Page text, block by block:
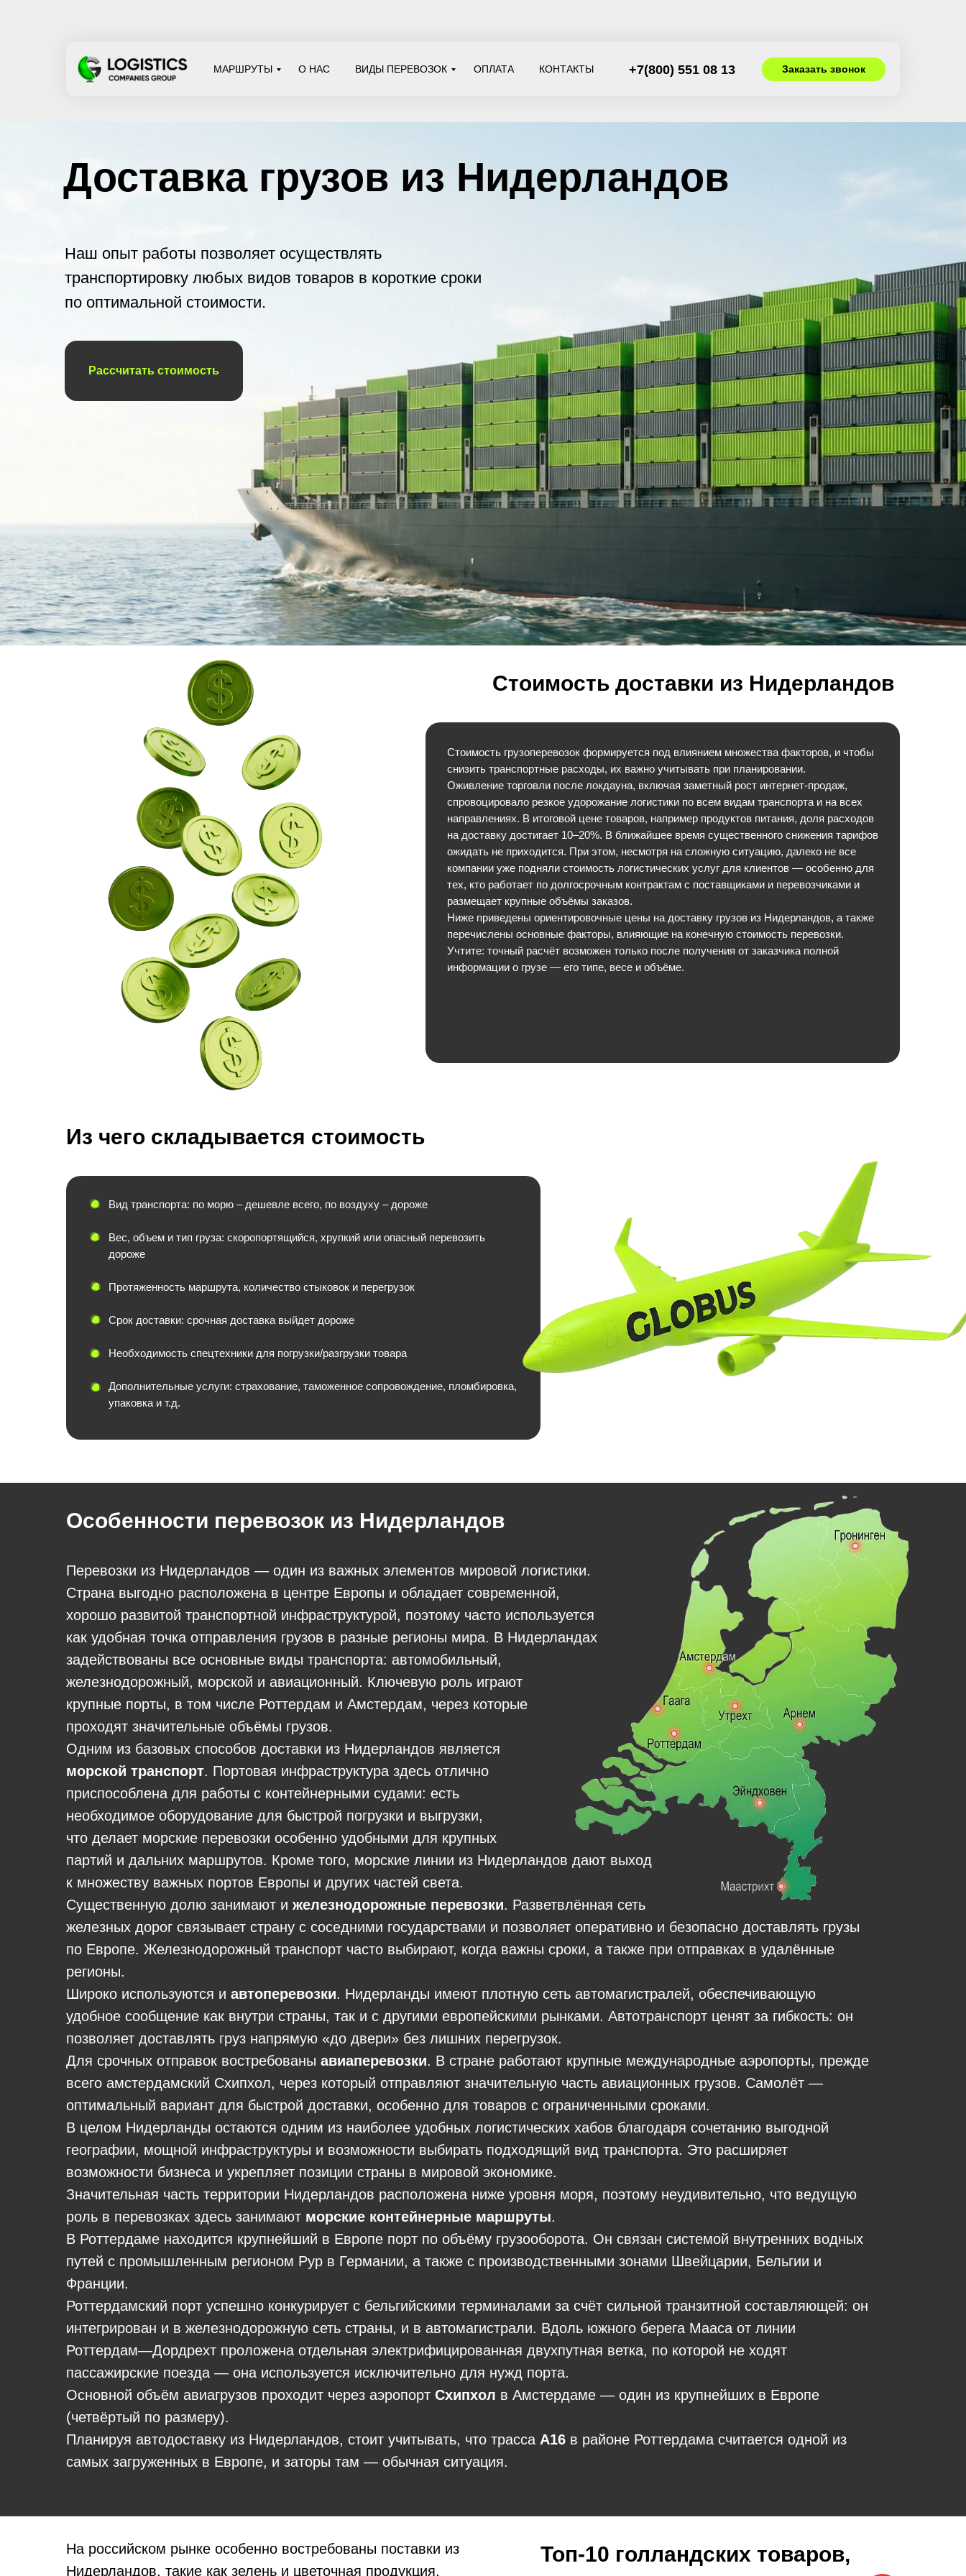
Заказать звонок
МАРШРУТЫ О НАС ВИДЫ ПЕРЕВОЗОК ОПЛАТА КОНТАКТЫ +7(800) 551 08 13
Доставка грузов из Нидерландов
транспортировку любых видов товаров в короткие сроки
по оптимальной стоимости.
Стоимость доставки из Нидерландов
Стоимость грузоперевозок формируется под влиянием множества факторов, и чтобы
снизить транспортные расходы, их важно учитывать при планировании.
Оживление торговли после локдауна, включая заметный рост интернет‑продаж,
спровоцировало резкое удорожание логистики по всем видам транспорта и на всех
направлениях. В итоговой цене товаров, например продуктов питания, доля расходов
на доставку достигает 10–20%. В ближайшее время существенного снижения тарифов
ожидать не приходится. При этом, несмотря на сложную ситуацию, далеко не все
компании уже подняли стоимость логистических услуг для клиентов — особенно для
тех, кто работает по долгосрочным контрактам с поставщиками и перевозчиками и
размещает крупные объёмы заказов.
Ниже приведены ориентировочные цены на доставку грузов из Нидерландов, а также
перечислены основные факторы, влияющие на конечную стоимость перевозки.
Учтите: точный расчёт возможен только после получения от заказчика полной
информации о грузе — его типе, весе и объёме.
Из чего складывается стоимость
Вид транспорта: по морю – дешевле всего, по воздуху – дороже
Вес, объем и тип груза: скоропортящийся, хрупкий или опасный перевозить
дороже
Протяженность маршрута, количество стыковок и перегрузок
Срок доставки: срочная доставка выйдет дороже
Необходимость спецтехники для погрузки/разгрузки товара
Дополнительные услуги: страхование, таможенное сопровождение, пломбировка,
упаковка и т.д.
Особенности перевозок из Нидерландов
Перевозки из Нидерландов — один из важных элементов мировой логистики.
Страна выгодно расположена в центре Европы и обладает современной,
хорошо развитой транспортной инфраструктурой, поэтому часто используется
как удобная точка отправления грузов в разные регионы мира. В Нидерландах
задействованы все основные виды транспорта: автомобильный,
железнодорожный, морской и авиационный. Ключевую роль играют
крупные порты, в том числе Роттердам и Амстердам, через которые
проходят значительные объёмы грузов.
Одним из базовых способов доставки из Нидерландов является
морской транспорт. Портовая инфраструктура здесь отлично
приспособлена для работы с контейнерными судами: есть
необходимое оборудование для быстрой погрузки и выгрузки,
что делает морские перевозки особенно удобными для крупных
партий и дальних маршрутов. Кроме того, морские линии из Нидерландов дают выход
к множеству важных портов Европы и других частей света.
Существенную долю занимают и железнодорожные перевозки. Разветвлённая сеть
железных дорог связывает страну с соседними государствами и позволяет оперативно и безопасно доставлять грузы
по Европе. Железнодорожный транспорт часто выбирают, когда важны сроки, а также при отправках в удалённые
регионы.
Широко используются и автоперевозки. Нидерланды имеют плотную сеть автомагистралей, обеспечивающую
удобное сообщение как внутри страны, так и с другими европейскими рынками. Автотранспорт ценят за гибкость: он
позволяет доставлять груз напрямую «до двери» без лишних перегрузок.
Для срочных отправок востребованы авиаперевозки. В стране работают крупные международные аэропорты, прежде
всего амстердамский Схипхол, через который отправляют значительную часть авиационных грузов. Самолёт —
оптимальный вариант для быстрой доставки, особенно для товаров с ограниченными сроками.
В целом Нидерланды остаются одним из наиболее удобных логистических хабов благодаря сочетанию выгодной
географии, мощной инфраструктуры и возможности выбирать подходящий вид транспорта. Это расширяет
возможности бизнеса и укрепляет позиции страны в мировой экономике.
Значительная часть территории Нидерландов расположена ниже уровня моря, поэтому неудивительно, что ведущую
роль в перевозках здесь занимают морские контейнерные маршруты.
В Роттердаме находится крупнейший в Европе порт по объёму грузооборота. Он связан системой внутренних водных
путей с промышленным регионом Рур в Германии, а также с производственными зонами Швейцарии, Бельгии и
Франции.
Роттердамский порт успешно конкурирует с бельгийскими терминалами за счёт сильной транзитной составляющей: он
интегрирован и в железнодорожную сеть страны, и в автомагистрали. Вдоль южного берега Мааса от линии
Роттердам—Дордрехт проложена отдельная электрифицированная двухпутная ветка, по которой не ходят
пассажирские поезда — она используется исключительно для нужд порта.
Основной объём авиагрузов проходит через аэропорт Схипхол в Амстердаме — один из крупнейших в Европе
(четвёртый по размеру).
Планируя автодоставку из Нидерландов, стоит учитывать, что трасса A16 в районе Роттердама считается одной из
самых загруженных в Европе, и заторы там — обычная ситуация.
Топ-10 голландских товаров,
На российском рынке особенно востребованы поставки из
Нидерландов, такие как зелень и цветочная продукция,